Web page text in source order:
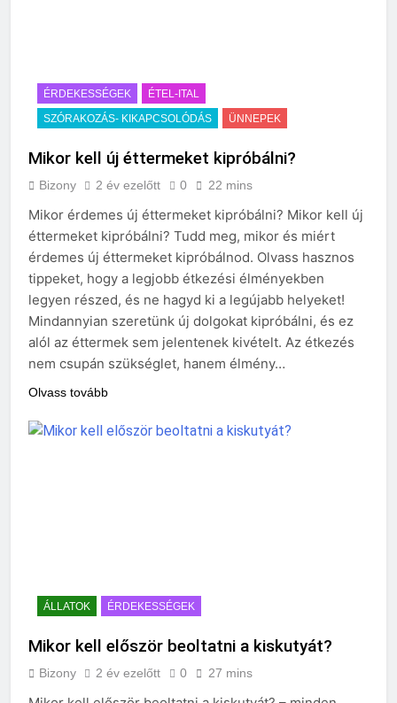
ÉRDEKESSÉGEK
ÉTEL-ITAL
SZÓRAKOZÁS- KIKAPCSOLÓDÁS
ÜNNEPEK
Mikor kell új éttermeket kipróbálni?
Bizony 2 év ezelőtt 0 22 mins
Mikor érdemes új éttermeket kipróbálni? Mikor kell új
éttermeket kipróbálni? Tudd meg, mikor és miért
érdemes új éttermeket kipróbálnod. Olvass hasznos
tippeket, hogy a legjobb étkezési élményekben
legyen részed, és ne hagyd ki a legújabb helyeket!
Mindannyian szeretünk új dolgokat kipróbálni, és ez
alól az éttermek sem jelentenek kivételt. Az étkezés
nem csupán szükséglet, hanem élmény…
Olvass tovább
ÁLLATOK ÉRDEKESSÉGEK
Mikor kell először beoltatni a kiskutyát?
Bizony 2 év ezelőtt 0 27 mins